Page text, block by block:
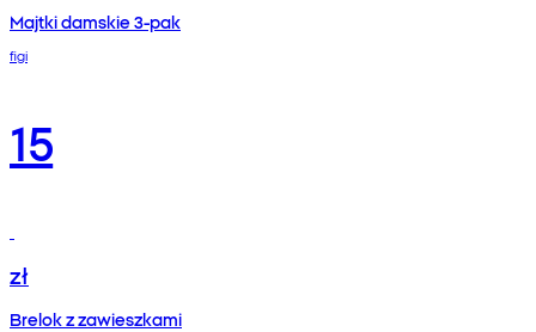
Majtki damskie 3-pak
figi
15
zł
Brelok z zawieszkami